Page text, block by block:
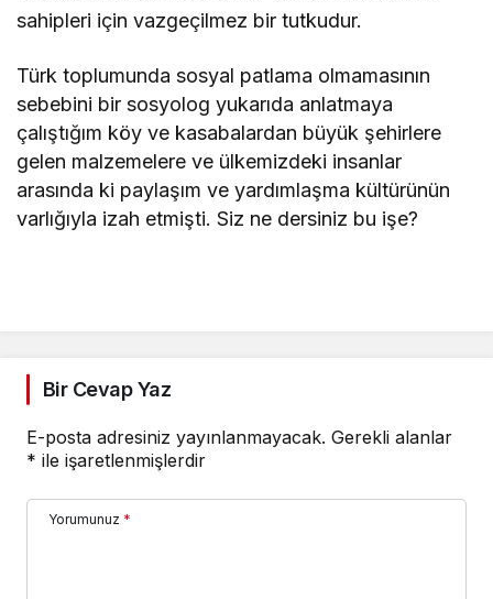
sahipleri için vazgeçilmez bir tutkudur.
Türk toplumunda sosyal patlama olmamasının
sebebini bir sosyolog yukarıda anlatmaya
çalıştığım köy ve kasabalardan büyük şehirlere
gelen malzemelere ve ülkemizdeki insanlar
arasında ki paylaşım ve yardımlaşma kültürünün
varlığıyla izah etmişti. Siz ne dersiniz bu işe?
Bir Cevap Yaz
E-posta adresiniz yayınlanmayacak. Gerekli alanlar
* ile işaretlenmişlerdir
Yorumunuz *